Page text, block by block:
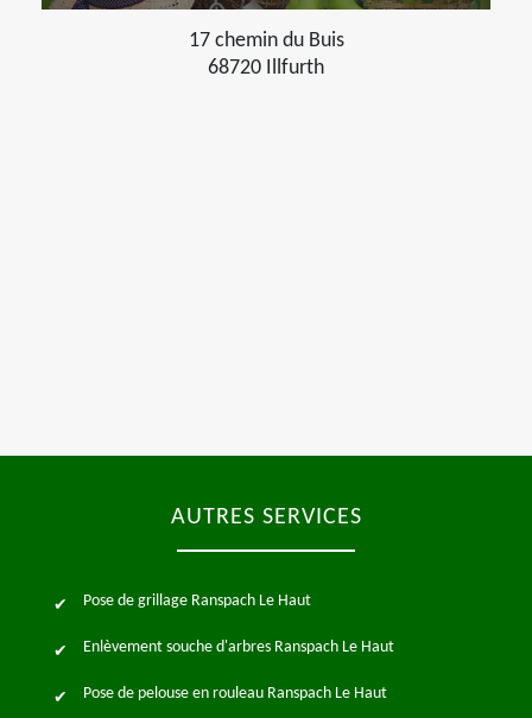
17 chemin du Buis
68720 Illfurth
AUTRES SERVICES
Pose de grillage Ranspach Le Haut
Enlèvement souche d'arbres Ranspach Le Haut
Pose de pelouse en rouleau Ranspach Le Haut